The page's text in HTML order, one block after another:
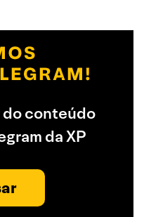
do conteúdo
da XP